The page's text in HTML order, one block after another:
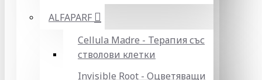
ALFAPARF
Cellula Madre - Терапия със
стволови клетки
Invisible Root - Оцветяващи